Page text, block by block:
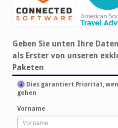
Geben Sie unten Ihre
als Erster von unseren
Paketen
Dies garantiert Priorität,
gehen
Vorname